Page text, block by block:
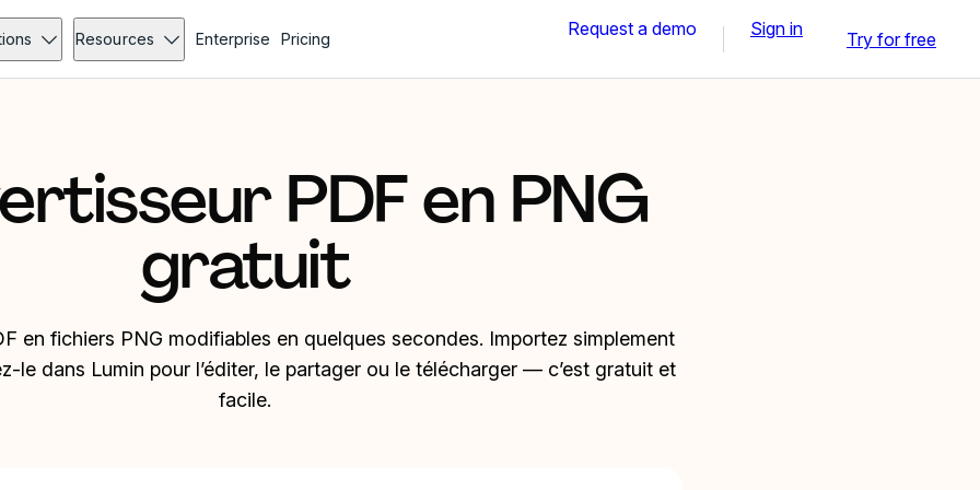
Resources Enterprise Pricing Request a demo Sign in Try for free
PDF en PNG
gratuit
en fichiers PNG modifiables en quelques secondes. Importez simplement
le dans Lumin pour l’éditer, le partager ou le télécharger — c’est gratuit et
facile.